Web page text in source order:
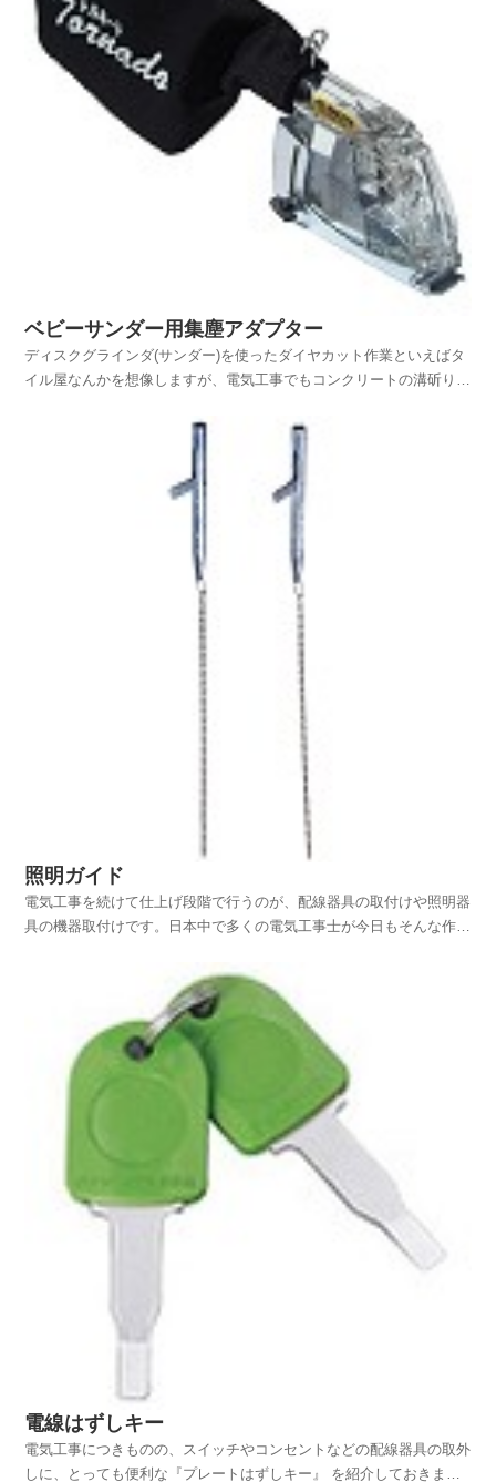
ベビーサンダー用集塵アダプター
ディスクグラインダ(サンダー)を使ったダイヤカット作業といえばタ
イル屋なんかを想像しますが、電気工事でもコンクリートの溝斫りな
合屋外での作業もありますが、室内でのカッター入れ作業も多いの
で、その作業を行うときには仕上げ前などのタイミングも...
照明ガイド
電気工事を続けて仕上げ段階で行うのが、配線器具の取付けや照明器
具の機器取付けです。日本中で多くの電気工事士が今日もそんな作業
や埋め込みなどいろいろで、これらの照明器具を取り付けるためには
建築段階でさまざまな下準備が必要です。官公庁や商業施...
電線はずしキー
電気工事につきものの、スイッチやコンセントなどの配線器具の取外
しに、とっても便利な『プレートはずしキー』 を紹介しておきま